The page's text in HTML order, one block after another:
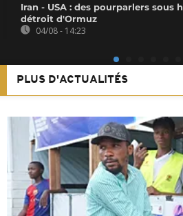
Iran - USA : des pourparlers sous
détroit d'Ormuz
04/08 - 14:23
PLUS D'ACTUALITÉS